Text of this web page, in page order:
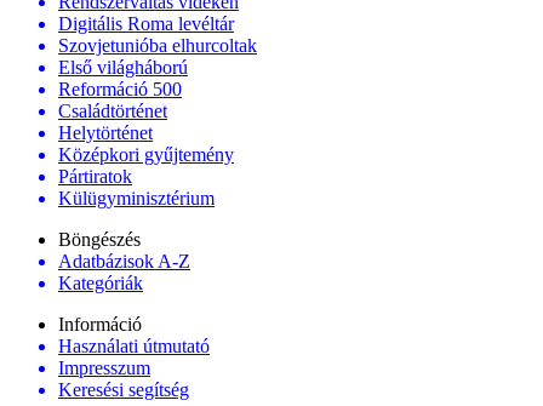
Digitális Roma levéltár
Szovjetunióba elhurcoltak
Első világháború
Reformáció 500
Családtörténet
Helytörténet
Középkori gyűjtemény
Pártiratok
Külügyminisztérium
Böngészés
Adatbázisok A-Z
Kategóriák
Információ
Használati útmutató
Impresszum
Keresési segítség